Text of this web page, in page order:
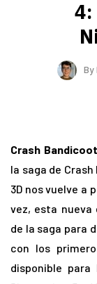
4:
By
Crash
la saga de
3D nos vuelve a
vez, esta
de la saga para
con los
disponible para